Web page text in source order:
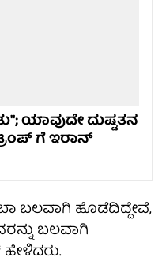
ಯಾವುದೇ ದುಷ್ಟತನ
ಗೆ ಇರಾನ್
ಬಲವಾಗಿ ಹೊಡೆದಿದ್ದೇವೆ,
ಬಲವಾಗಿ